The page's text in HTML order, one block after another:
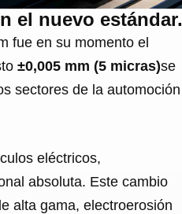
el nuevo estándar.
fue en su momento el
±0,005 mm (5 micras)se
sectores de la automoción
eléctricos,
absoluta. Este cambio
alta gama, electroerosión